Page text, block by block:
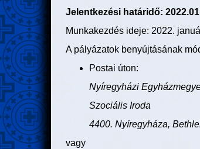
Jelentkezési határidő:
Munkakezdés ideje: 2022.
A pályázatok benyújtásának
Postai úton:
Nyíregyházi
Szociális Iroda
4400. Nyíregyháza,
vagy